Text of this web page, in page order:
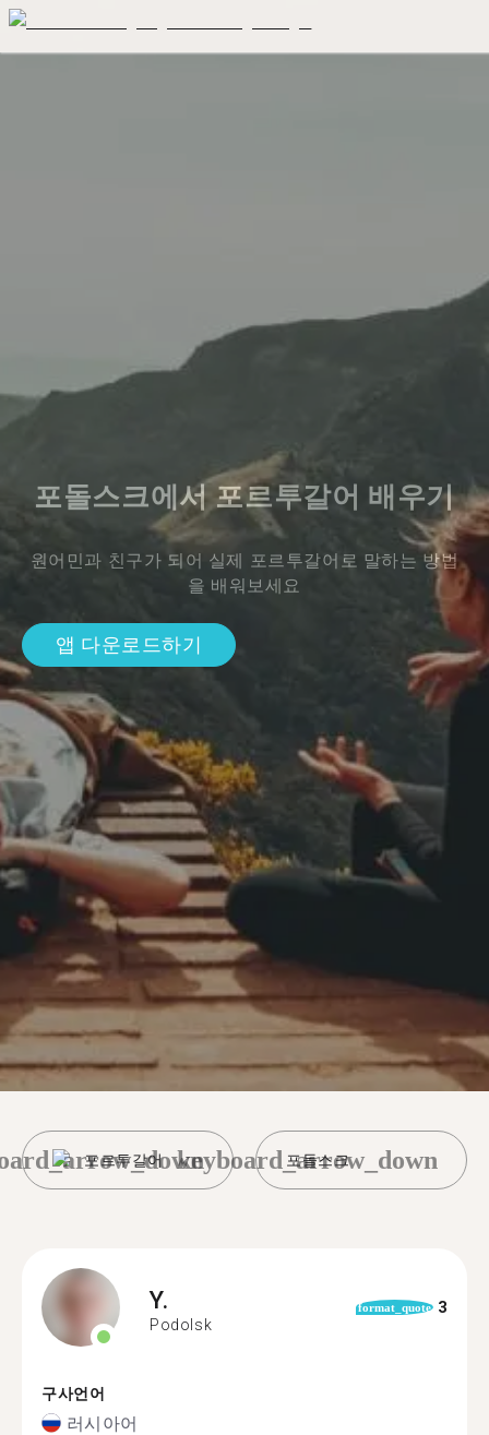
포돌스크에서 포르투갈어 배우기
원어민과 친구가 되어 실제 포르투갈어로 말하는 방법
을 배워보세요
앱 다운로드하기
포르투갈어 포돌스크
keyboard_arrow_down
Y.
Podolsk
format_quote 3
구사언어
러시아어